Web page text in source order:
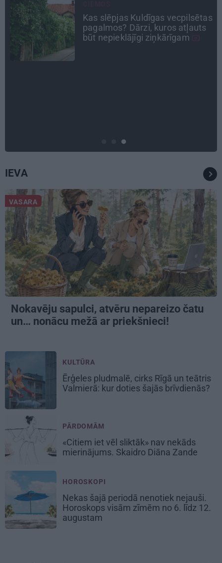
«Nevajag kalnos tēlot varoņus!
Tie ātri noliks pie vietas.»
Alpīnists Atis Plakans, kurš
IEVA
VASARA
Nokavēju sapulci, atvēru nepareizo čatu
un… nonācu mežā ar priekšnieci!
KULTŪRA
Ērģeles pludmalē, cirks Rīgā un teātris
Valmierā: kur doties šajās brīvdienās?
PĀRDOMĀM
«Citiem iet vēl sliktāk» nav nekāds
mierinājums. Skaidro Diāna Zande
HOROSKOPI
Nekas šajā periodā nenotiek nejauši.
Horoskops visām zīmēm no 6. līdz 12.
augustam